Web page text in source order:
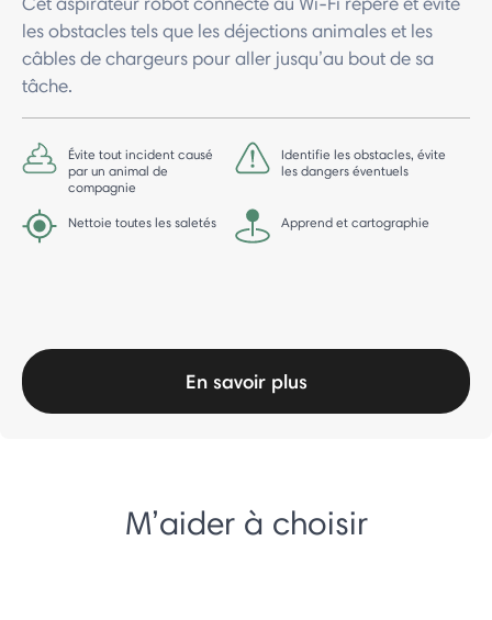
les obstacles tels que les déjections animales et les
câbles de chargeurs pour aller jusqu’au bout de sa
tâche.
Évite tout incident causé
par un animal de
compagnie
Identifie les obstacles, évite
les dangers éventuels
Nettoie toutes les saletés Apprend et cartographie
En savoir plus
M’aider à choisir